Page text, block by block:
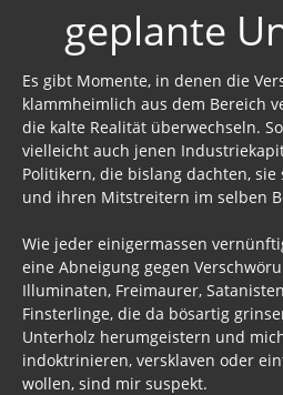
geplante
Es gibt Momente, in denen die
klammheimlich aus dem Bereich
die kalte Realität überwechseln.
vielleicht auch jenen
Politikern, die bislang dachten, sie
und ihren Mitstreitern im selben
Wie jeder einigermassen
eine Abneigung gegen
Illuminaten, Freimaurer,
Finsterlinge, die da bösartig
Unterholz herumgeistern und
indoktrinieren, versklaven oder
wollen, sind mir suspekt.